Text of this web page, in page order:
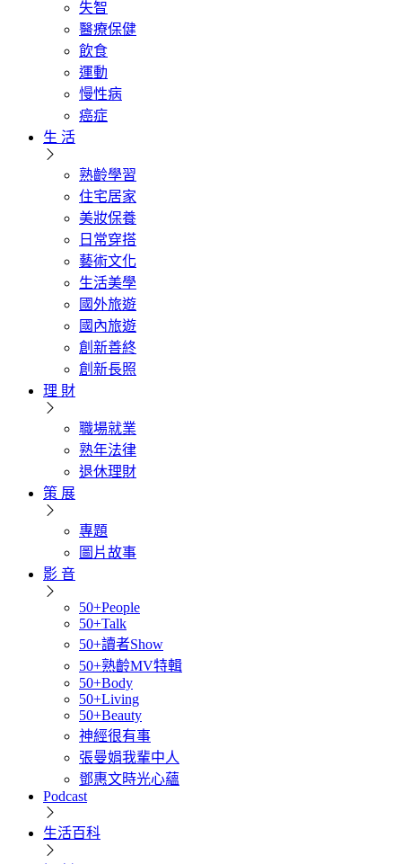
失智
醫療保健
飲食
運動
慢性病
癌症
生 活
熟齡學習
住宅居家
美妝保養
日常穿搭
藝術文化
生活美學
國外旅遊
國內旅遊
創新善終
創新長照
理 財
職場就業
熟年法律
退休理財
策 展
專題
圖片故事
影 音
50+People
50+Talk
50+讀者Show
50+熟齡MV特輯
50+Body
50+Living
50+Beauty
神經很有事
張曼娟我輩中人
鄧惠文時光心蘊
Podcast
生活百科